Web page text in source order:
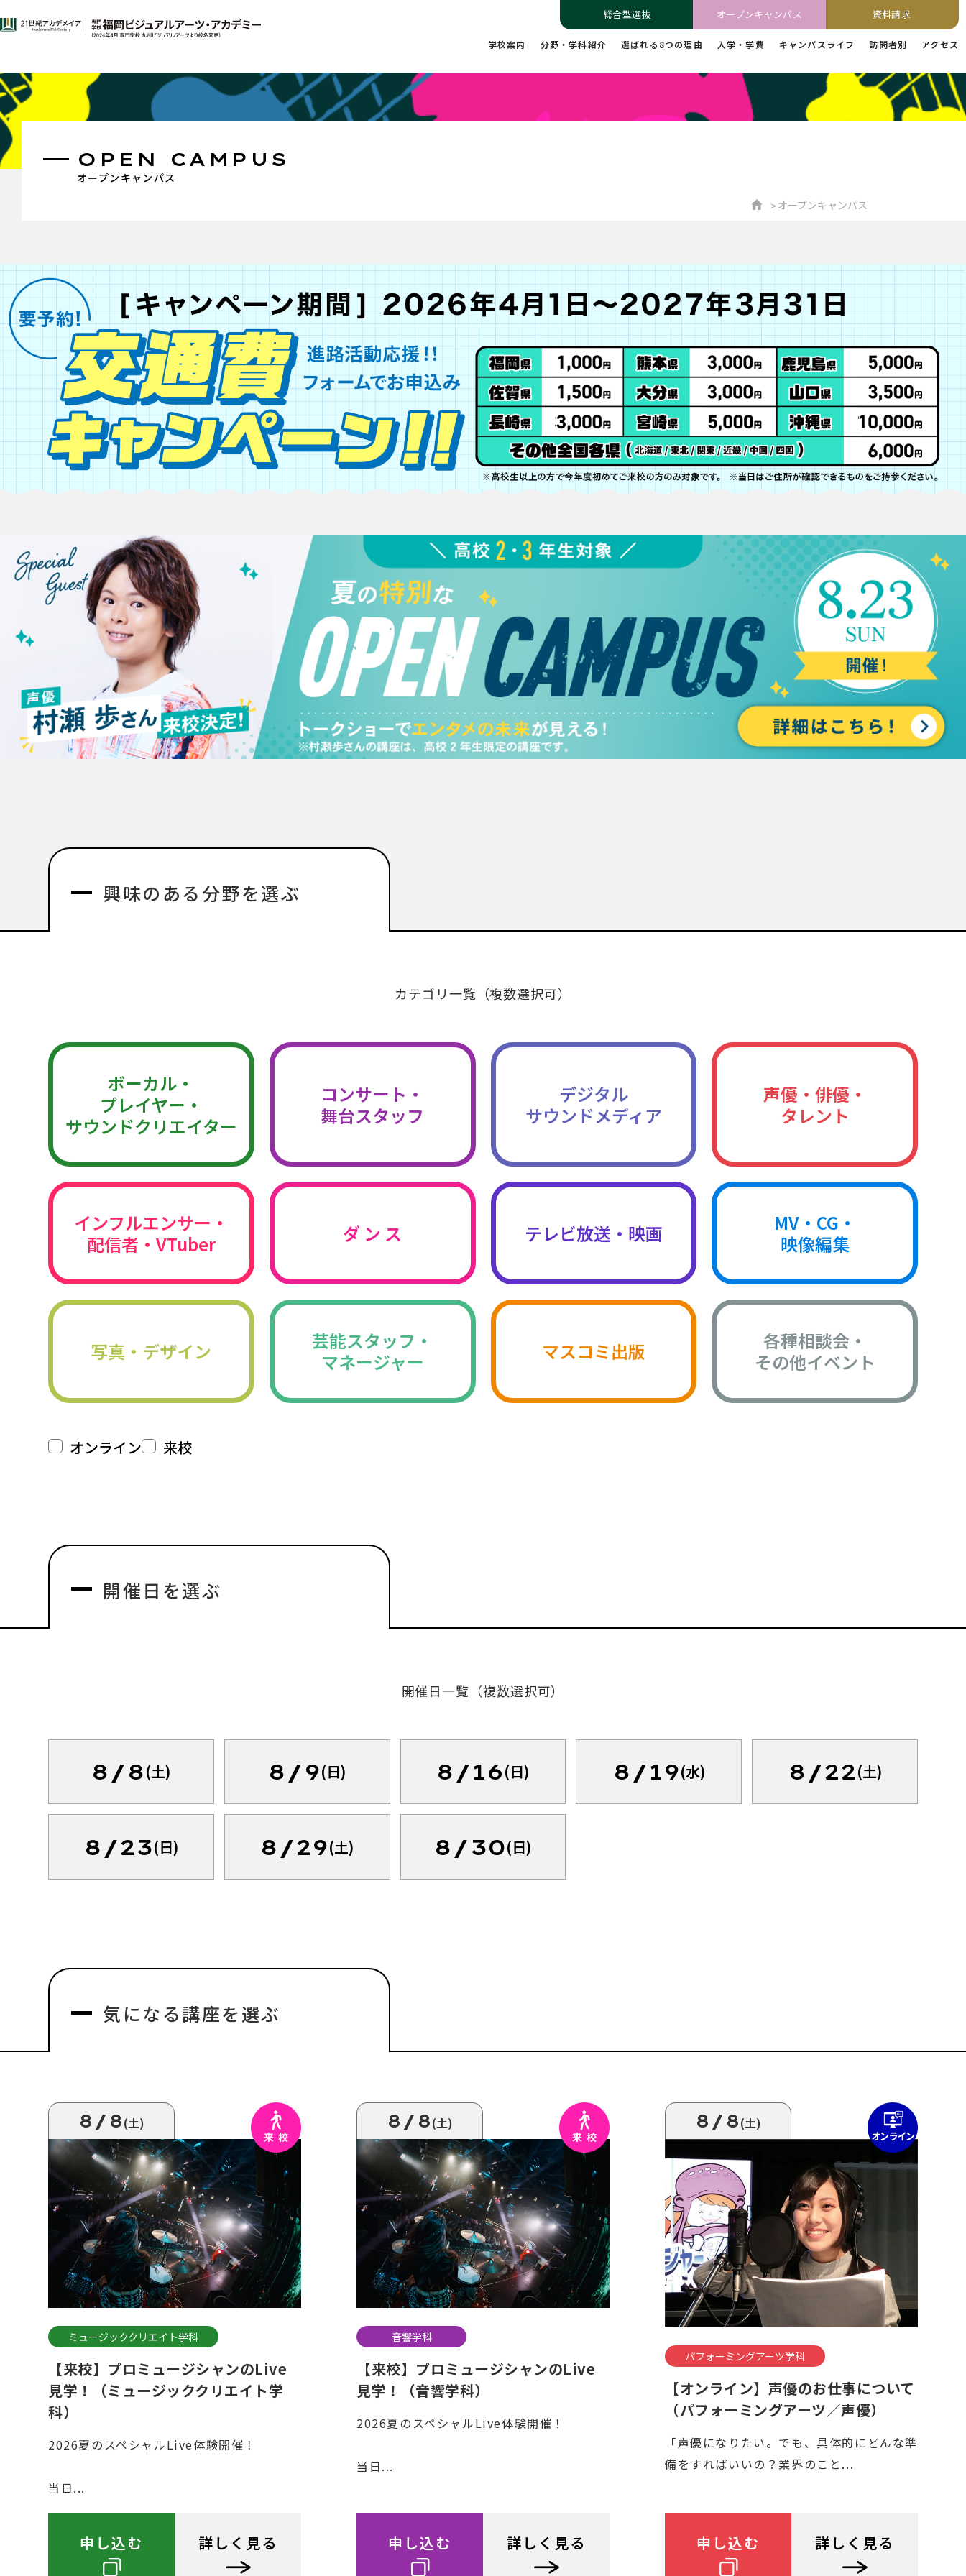
総合型選抜 オープンキャンパス 資料請求
学校案内 分野・学科紹介 選ばれる8つの理由 入学・学費 キャンパスライフ 訪問者別 アクセス
オープンキャンパス
OPEN CAMPUS
オープンキャンパス
興味のある分野を選ぶ
カテゴリ一覧（複数選択可）
ボーカル・
プレイヤー・
サウンドクリエイター
コンサート・
舞台スタッフ
デジタル
サウンドメディア
声優・俳優・
タレント
インフルエンサー・
配信者・VTuber
ダ ン ス テレビ放送・映画
MV・CG・
映像編集
写真・デザイン
芸能スタッフ・
マネージャー
マスコミ出版
各種相談会・
その他イベント
オンライン 来校
開催日を選ぶ
開催日一覧（複数選択可）
8/8(土) 8/9(日) 8/16(日) 8/19(水) 8/22(土)
8/23(日) 8/29(土) 8/30(日)
気になる講座を選ぶ
8/8(土)
ミュージッククリエイト学科
【来校】プロミュージシャンのLive
見学！（ミュージッククリエイト学
科）
2026夏のスペシャルLive体験開催！
当日...
申し込む 詳しく見る
8/8(土)
音響学科
【来校】プロミュージシャンのLive
見学！（音響学科）
2026夏のスペシャルLive体験開催！
当日...
申し込む 詳しく見る
8/8(土)
パフォーミングアーツ学科
【オンライン】声優のお仕事について
（パフォーミングアーツ／声優）
「声優になりたい。でも、具体的にどんな準
備をすればいいの？業界のこと...
申し込む 詳しく見る